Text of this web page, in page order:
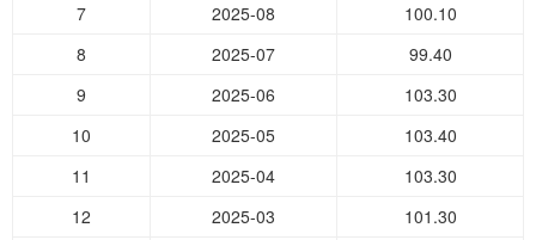
7
2025-08
100.10
8
2025-07
99.40
9
2025-06
103.30
10
2025-05
103.40
11
2025-04
103.30
12
2025-03
101.30